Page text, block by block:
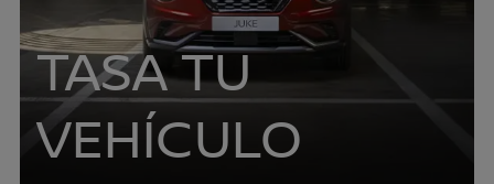
TASA TU
VEHÍCULO